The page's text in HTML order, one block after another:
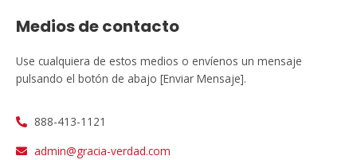
Medios de contacto
Use cualquiera de estos medios o envíenos un mensaje
pulsando el botón de abajo [Enviar Mensaje].
888-413-1121
admin@gracia-verdad.com